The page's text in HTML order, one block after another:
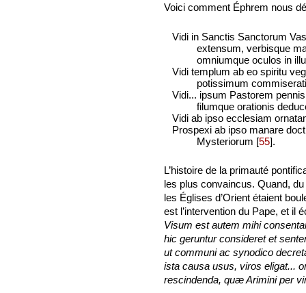
Voici comment Éphrem nous
Vidi in Sanctis Sanctorum
extensum, verbisque
omniumque oculos in
Vidi templum ab eo spiritu
potissimum
Vidi... ipsum Pastorem
filumque orationis
Vidi ab ipso ecclesiam
Prospexi ab ipso manare
Mysteriorum [55].
L’histoire de la primauté
les plus convaincus. Quand,
les Églises d’Orient étaient
est l’intervention du Pape, et il
Visum est autem mihi
hic geruntur consideret et
ut communi ac synodico
ista causa usus, viros eligat...
rescindenda, quæ Arimini per